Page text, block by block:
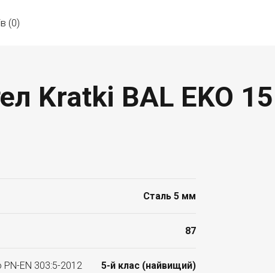
(0)
Kratki BAL EKO 15
Сталь 5 мм
87
PN-EN 303:5-2012 5-й клас (найвищий)